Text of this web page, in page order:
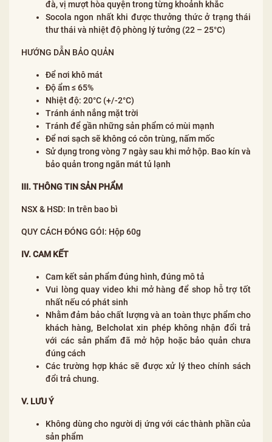
đà, vị mượt hòa quyện trong từng khoảnh khắc
Socola ngon nhất khi được thưởng thức ở trạng thái
thư thái và nhiệt độ phòng lý tưởng (22 – 25°C)
HƯỚNG DẪN BẢO QUẢN
Để nơi khô mát
Độ ẩm ≤ 65%
Nhiệt độ: 20°C (+/-2°C)
Tránh ánh nắng mặt trời
Tránh để gần những sản phẩm có mùi mạnh
Để nơi sạch sẽ không có côn trùng, nấm mốc
Sử dụng trong vòng 7 ngày sau khi mở hộp. Bao kín và
bảo quản trong ngăn mát tủ lạnh
III. THÔNG TIN SẢN PHẨM
NSX & HSD: In trên bao bì
QUY CÁCH ĐÓNG GÓI: Hộp 60g
IV. CAM KẾT
Cam kết sản phẩm đúng hình, đúng mô tả
Vui lòng quay video khi mở hàng để shop hỗ trợ tốt
nhất nếu có phát sinh
Nhằm đảm bảo chất lượng và an toàn thực phẩm cho
khách hàng, Belcholat xin phép không nhận đổi trả
với các sản phẩm đã mở hộp hoặc bảo quản chưa
đúng cách
Các trường hợp khác sẽ được xử lý theo chính sách
đổi trả chung.
V. LƯU Ý
Không dùng cho người dị ứng với các thành phần của
sản phẩm